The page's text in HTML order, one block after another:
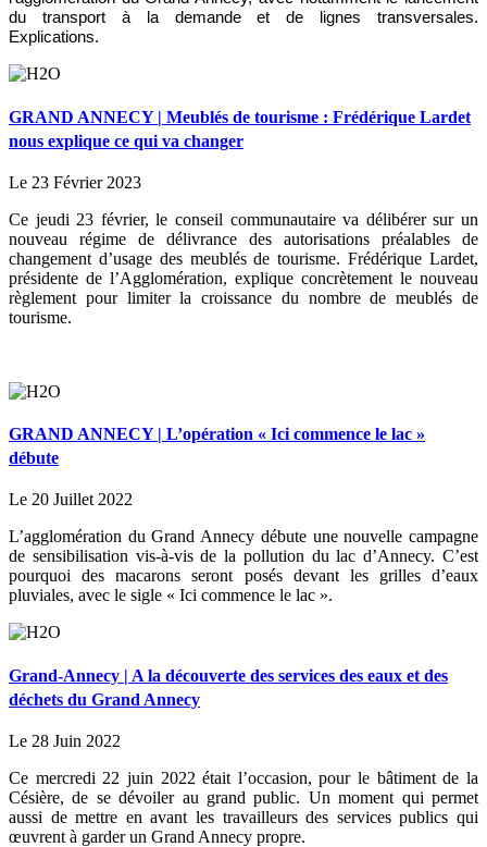
du transport à la demande et de lignes transversales.
Explications.
GRAND ANNECY | Meublés de tourisme : Frédérique Lardet
nous explique ce qui va changer
Le 23 Février 2023
Ce jeudi 23 février, le conseil communautaire va délibérer sur un
nouveau régime de délivrance des autorisations préalables de
changement d’usage des meublés de tourisme. Frédérique Lardet,
présidente de l’Agglomération, explique concrètement le nouveau
règlement pour limiter la croissance du nombre de meublés de
tourisme.
GRAND ANNECY | L’opération « Ici commence le lac »
débute
Le 20 Juillet 2022
L’agglomération du Grand Annecy débute une nouvelle campagne
de sensibilisation vis-à-vis de la pollution du lac d’Annecy. C’est
pourquoi des macarons seront posés devant les grilles d’eaux
pluviales, avec le sigle « Ici commence le lac ».
Grand-Annecy | A la découverte des services des eaux et des
déchets du Grand Annecy
Le 28 Juin 2022
Ce mercredi 22 juin 2022 était l’occasion, pour le bâtiment de la
Césière, de se dévoiler au grand public. Un moment qui permet
aussi de mettre en avant les travailleurs des services publics qui
œuvrent à garder un Grand Annecy propre.